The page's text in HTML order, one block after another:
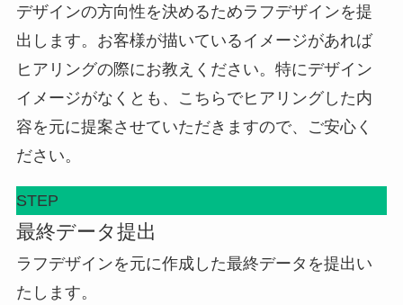
デザインの方向性を決めるためラフデザインを提
出します。お客様が描いているイメージがあれば
ヒアリングの際にお教えください。特にデザイン
イメージがなくとも、こちらでヒアリングした内
容を元に提案させていただきますので、ご安心く
ださい。
STEP
最終データ提出
ラフデザインを元に作成した最終データを提出い
たします。